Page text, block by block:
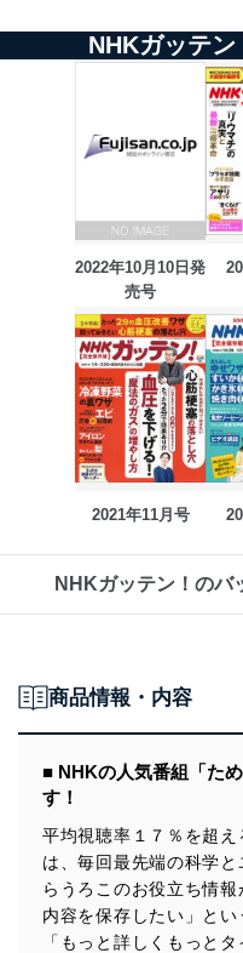
NHKガッテ
2022年10月10日発
売号
2021年11月号
NHKガッテン！のバ
商品情報・内容
■ NHKの人気番組「た
す！
平均視聴率１７％を超え
は、毎回最先端の科学
らうろこのお役立ち情
内容を保存したい」と
「もっと詳しくもっと